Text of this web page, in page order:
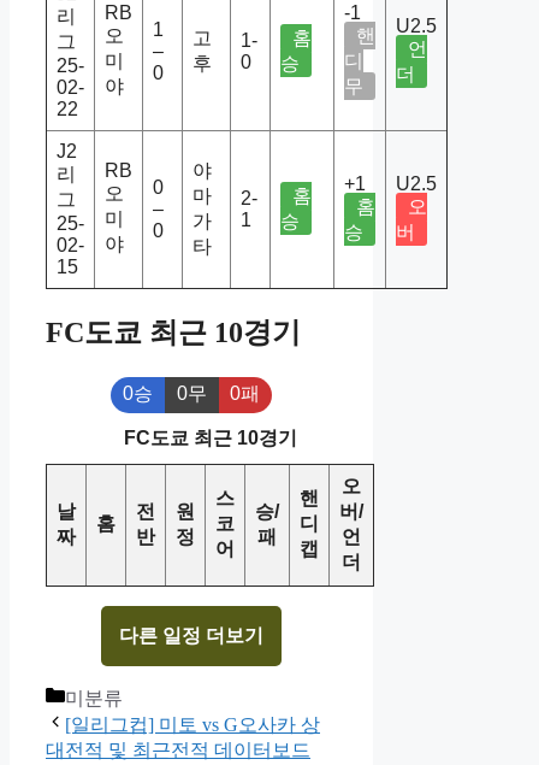
리
그
25-
02-
22
RB
오
미
야
1
–
0
고
후
1-
0
홈
승
-1
핸
디
무
U2.5
언
더
J2
리
그
25-
02-
15
RB
오
미
야
0
–
0
야
마
가
타
2-
1
홈
승
+1
홈
승
U2.5
오
버
FC도쿄 최근 10경기
0승 0무 0패
FC도쿄 최근 10경기
날
짜
홈
전
반
원
정
스
코
어
승/
패
핸
디
캡
오
버/
언
더
다른 일정 더보기
Categories
미분류
[일리그컵] 미토 vs G오사카 상
대전적 및 최근전적 데이터보드